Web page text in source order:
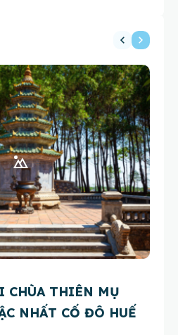
CHÙA THIÊN MỤ
NHẤT CỐ ĐÔ HUẾ